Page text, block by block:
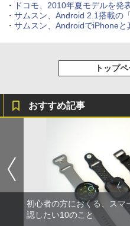
・ ドコモ、2010年夏モデルを発
・ サムスン、Android 2.1搭載の
・ サムスン、AndroidでiPhoneと
トップ
おすすめ記事
初心者の方におくる、スマ
認したい10のこと